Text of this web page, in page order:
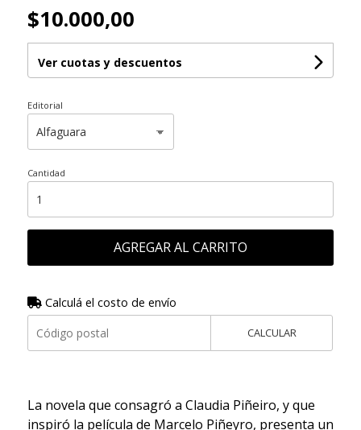
$10.000,00
Ver cuotas y descuentos
Editorial
Cantidad
AGREGAR AL CARRITO
Calculá el costo de envío
CALCULAR
La novela que consagró a Claudia Piñeiro, y que
inspiró la película de Marcelo Piñeyro, presenta un